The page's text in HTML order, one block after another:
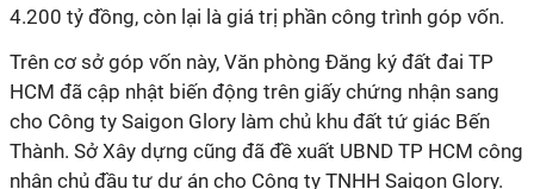
4.200 tỷ đồng, còn lại là giá trị phần công trình góp vốn.
Trên cơ sở góp vốn này, Văn phòng Đăng ký đất đai TP
HCM đã cập nhật biến động trên giấy chứng nhận sang
cho Công ty Saigon Glory làm chủ khu đất tứ giác Bến
Thành. Sở Xây dựng cũng đã đề xuất UBND TP HCM công
nhận chủ đầu tư dự án cho Công ty TNHH Saigon Glory.